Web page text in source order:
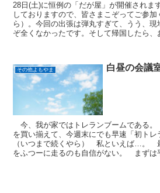
28日(土)に恒例の「だが屋」が開催されま
しておりますので、皆さまこぞってご参
ら）。今回の出張は弾丸すぎて、うう、
ぞ全くなかったです。そして帰国したら、
その他よもやま 白昼の会議
今、我が家ではトレランブームである
を買い揃えて、今週末にでも早速「初トレ
（いつまで続くやら） 私といえば…。
をふつーに走るのも自信がない。 まずは